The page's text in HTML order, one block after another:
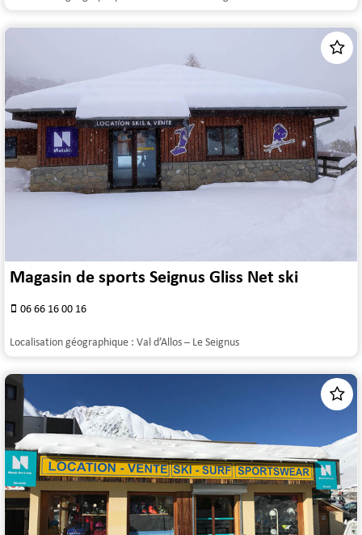
Magasin de sports Seignus Gliss Net ski
06 66 16 00 16
Localisation géographique : Val d’Allos – Le Seignus